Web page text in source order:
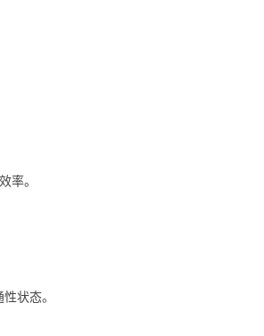
率。
状态。